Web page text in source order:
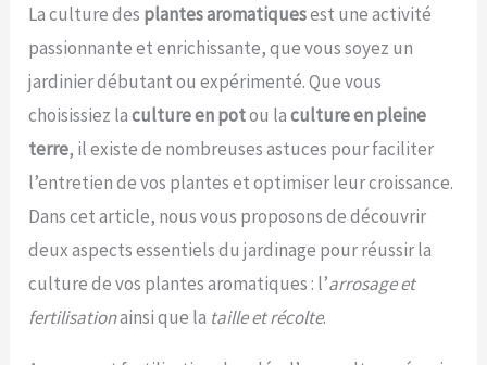
La culture des plantes aromatiquesest une activité
passionnante et enrichissante, que vous soyez un
jardinier débutant ou expérimenté. Que vous
choisissiez laculture en potou laculture en pleine
terre, il existe de nombreuses astuces pour faciliter
l’entretien de vos plantes et optimiser leur croissance.
Dans cet article, nous vous proposons de découvrir
deux aspects essentiels du jardinage pour réussir la
culture de vos plantes aromatiques : l’arrosage et
fertilisationainsi que la taille et récolte.